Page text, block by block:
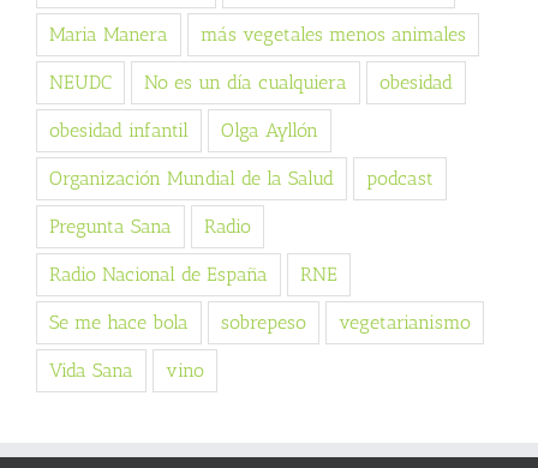
Maria Manera más vegetales menos animales
NEUDC No es un día cualquiera obesidad
obesidad infantil Olga Ayllón
Organización Mundial de la Salud podcast
Pregunta Sana Radio
Radio Nacional de España RNE
Se me hace bola sobrepeso vegetarianismo
Vida Sana vino